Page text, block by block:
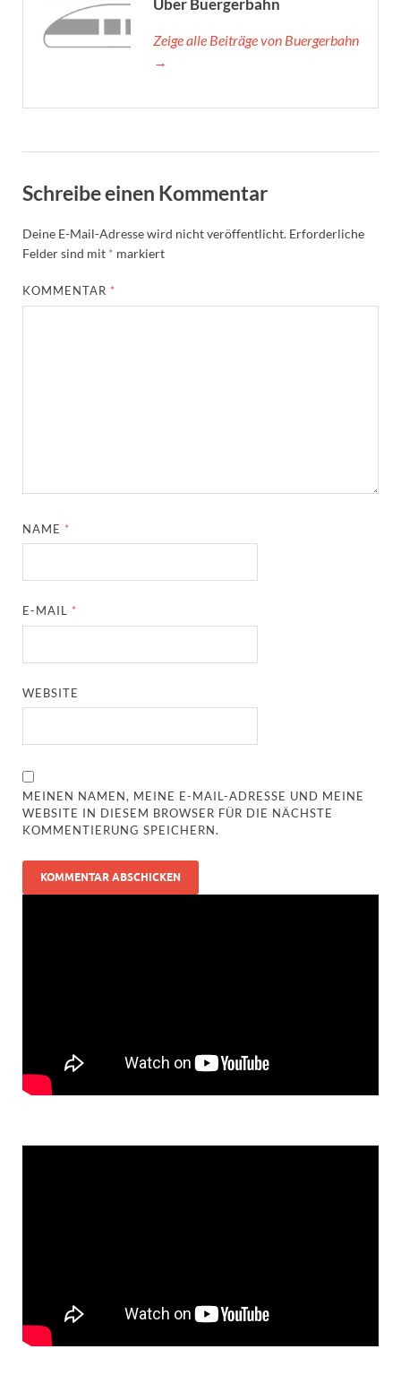
Zeige alle Beiträge von Buergerbahn
→
Schreibe einen Kommentar
Deine E-Mail-Adresse wird nicht veröffentlicht. Erforderliche
Felder sind mit * markiert
KOMMENTAR *
NAME *
E-MAIL *
WEBSITE
MEINEN NAMEN, MEINE E-MAIL-ADRESSE UND MEINE
WEBSITE IN DIESEM BROWSER FÜR DIE NÄCHSTE
KOMMENTIERUNG SPEICHERN.